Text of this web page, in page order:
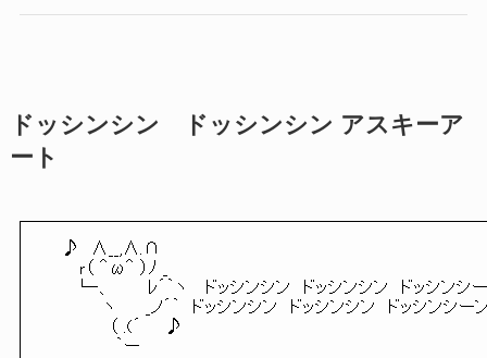
ドッシンシン ドッシンシン アスキーア
ート
♪ ∧__,∧.∩
ｒ（ ＾ω＾ ）ﾉ _
└‐、 ﾚ´｀ヽ ドッシンシン ドッシンシン ドッシンシ
ヽ _ノ´｀ ドッシンシン ドッシンシン ドッシンシー
（ .(´ ♪
｀ー